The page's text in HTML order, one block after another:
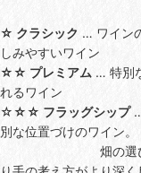
☆ クラシック … ワイン
しみやすいワイン
☆☆ プレミアム … 特別
れるワイン
☆☆☆ フラッグシップ…
別な位置づけのワイン。
畑の選び方、収